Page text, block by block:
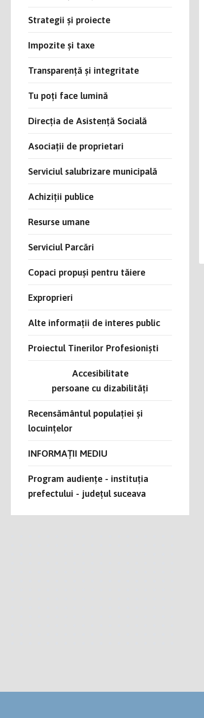
Strategii și proiecte
Impozite și taxe
Transparență și integritate
Tu poți face lumină
Direcția de Asistență Socială
Asociații de proprietari
Serviciul salubrizare municipală
Achiziții publice
Resurse umane
Serviciul Parcări
Copaci propuși pentru tăiere
Exproprieri
Alte informații de interes public
Proiectul Tinerilor Profesioniști
Accesibilitate
persoane cu dizabilități
Recensământul populației și
locuințelor
INFORMAȚII MEDIU
Program audiențe - instituția
prefectului - județul suceava